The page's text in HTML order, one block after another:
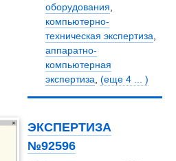
оборудования,
компьютерно-
техническая экспертиза,
аппаратно-
компьютерная
экспертиза,(еще 4 ... )
ЭКСПЕРТИЗА
№92596